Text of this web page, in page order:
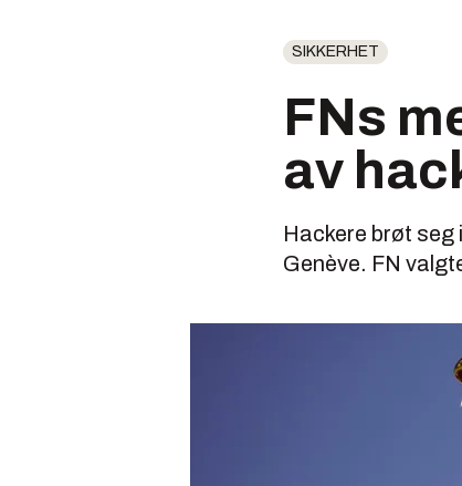
SIKKERHET
FNs
av
Hackere brøt seg
Genève. FN